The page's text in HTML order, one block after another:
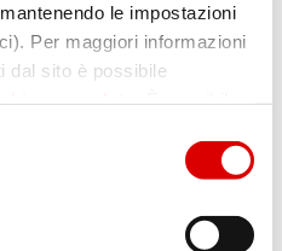
le impostazioni
Per maggiori informazioni
dal sito è possibile
sui cookie” presente